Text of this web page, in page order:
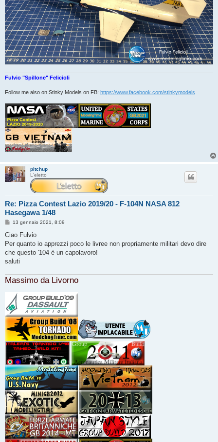
Fulvio "Spillone" Felicioli
Follow me also on Stinky Models on FB: https://www.facebook.com/stinkymodels
pitchup
L'eletto
Re: Pizza Contest Lazio 2019/20 - F-104N NASA 812
Hasegawa 1/48
M
s
a
g
i
13 gennaio 2021, 8:09
Ciao Fulvio
Per quanto io apprezzi poco le livree non propriamente militari devo dire
che questo '104 è un capolavoro!
saluti
Massimo da Livorno